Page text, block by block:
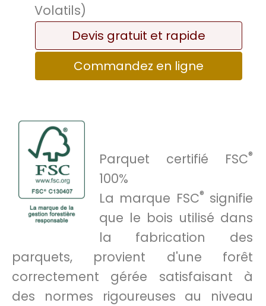
Volatils)
Devis gratuit et rapide
Commandez en ligne
Parquet certifié FSC®
100%
La marque FSC® signifie
que le bois utilisé dans
la fabrication des
parquets, provient d'une forêt
correctement gérée satisfaisant à
des normes rigoureuses au niveau